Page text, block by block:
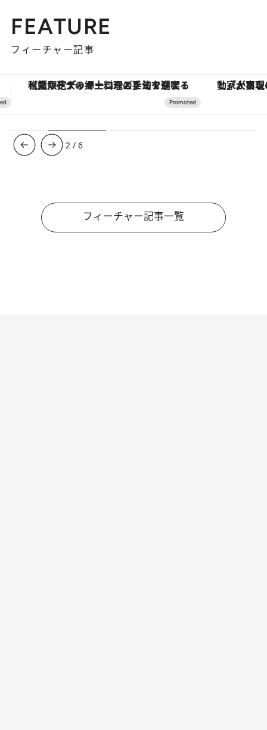
FEATURE
フィーチャー記事
「大事なのは地域の意識を変えること」。ロレックス賞受賞の自然保護活動家が実現させたナイジェリアの自然環境の復活 【銀座で出合う最旬美容】美髪ケアや上質
3 /6
フィーチャー記事一覧